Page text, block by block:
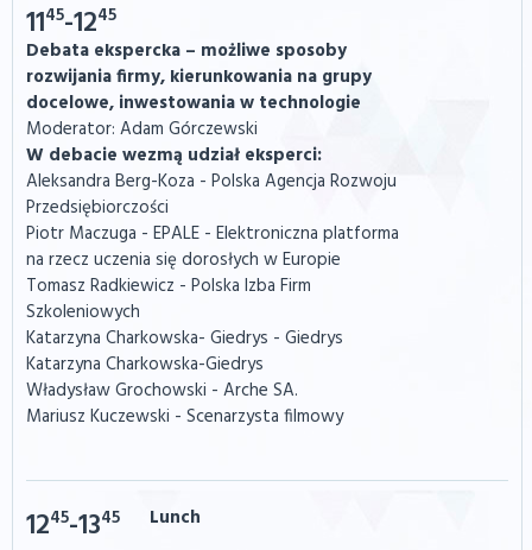
1145-1245
Debata ekspercka – możliwe sposoby
rozwijania firmy, kierunkowania na grupy
docelowe, inwestowania w technologie
Moderator: Adam Górczewski
W debacie wezmą udział eksperci:
Aleksandra Berg-Koza - Polska Agencja Rozwoju
Przedsiębiorczości
Piotr Maczuga - EPALE - Elektroniczna platforma
na rzecz uczenia się dorosłych w Europie
Tomasz Radkiewicz - Polska Izba Firm
Szkoleniowych
Katarzyna Charkowska- Giedrys - Giedrys
Katarzyna Charkowska-Giedrys
Władysław Grochowski - Arche SA.
Mariusz Kuczewski - Scenarzysta filmowy
1245-1345 Lunch